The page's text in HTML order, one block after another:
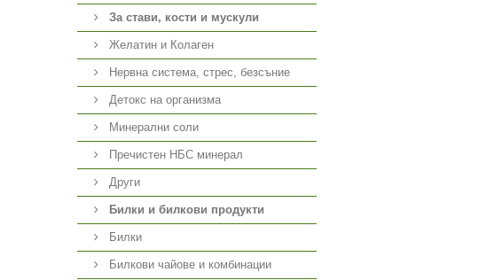
За стави, кости и мускули
Желатин и Колаген
Нервна система, стрес, безсъние
Детокс на организма
Минерални соли
Пречистен НБС минерал
Други
Билки и билкови продукти
Билки
Билкови чайове и комбинации